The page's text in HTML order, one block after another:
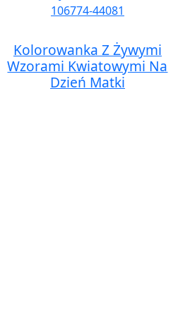
Kolorowanka Z Żywymi
Wzorami Kwiatowymi Na
Dzień Matki